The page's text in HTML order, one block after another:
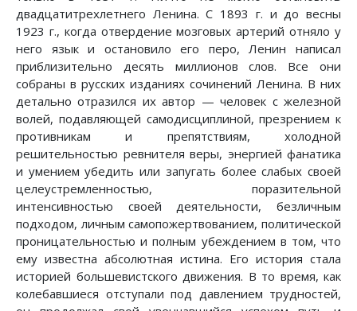
двадцатитрехлетнего Ленина. С 1893 г. и до весны
1923 г., когда отвердение мозговых артерий отняло у
него язык и остановило его перо, Ленин написал
приблизительно десять миллионов слов. Все они
собраны в русских изданиях сочинений Ленина. В них
детально отразился их автор — человек с железной
волей, подавляющей самодисциплиной, презрением к
противникам и препятствиям, холодной
решительностью ревнителя веры, энергией фанатика
и умением убедить или запугать более слабых своей
целеустремленностью, поразительной
интенсивностью своей деятельности, безличным
подходом, личным самопожертвованием, политической
проницательностью и полным убеждением в том, что
ему известна абсолютная истина. Его история стала
историей большевистского движения. В то время, как
колебавшиеся отступали под давлением трудностей,